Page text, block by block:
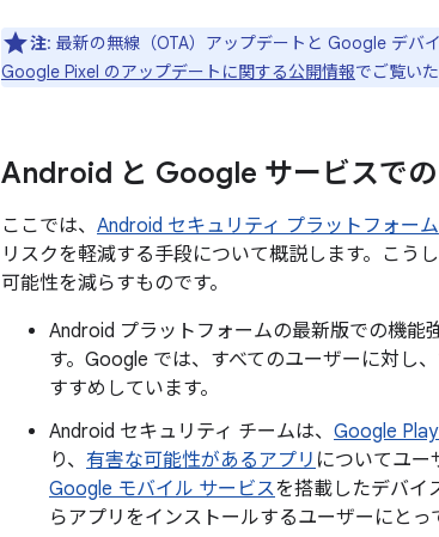
注: 最新の無線（OTA）アップデートと Google デバ
Google Pixel のアップデートに関する公開情報でご覧いた
Android と Google サービスで
ここでは、 Android セキュリティ プラットフォーム
リスクを軽減する手段について概説します。こう
可能性を減らすものです。
Android プラットフォームの最新版での機能
す。Google では、すべてのユーザーに対し
すすめしています。
Android セキュリティ チームは、 Google
り、 有害な可能性があるアプリ についてユー
Google モバイル サービスを搭載したデバイ
らアプリをインストールするユーザーにとっ